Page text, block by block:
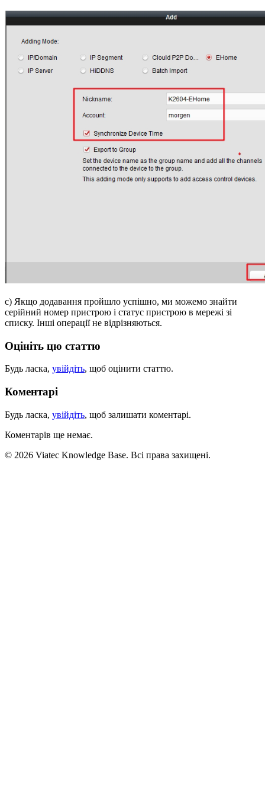
c) Якщо додавання пройшло успішно, ми можемо знайти
серійний номер пристрою і статус пристрою в мережі зі
списку. Інші операції не відрізняються.
Оцініть цю статтю
Будь ласка, увійдіть, щоб оцінити статтю.
Коментарі
Будь ласка, увійдіть, щоб залишати коментарі.
Коментарів ще немає.
© 2026 Viatec Knowledge Base. Всі права захищені.